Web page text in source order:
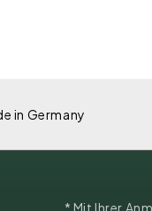
in Germany
* Mit Ihrer